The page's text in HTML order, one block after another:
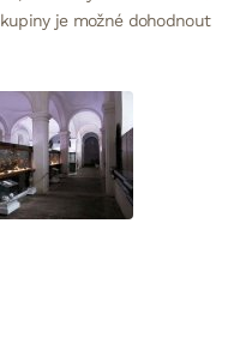
je možné dohodnout